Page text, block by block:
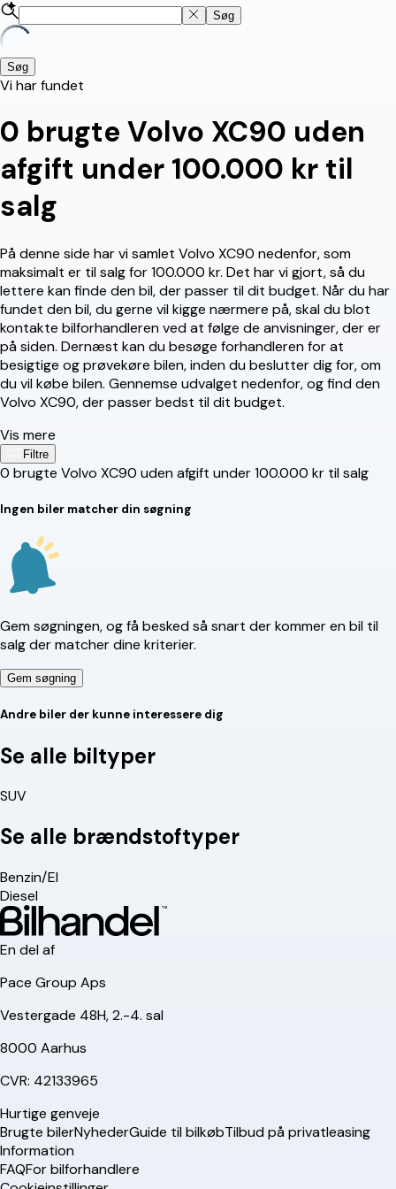
Søg
Søg
Vi har fundet
0 brugte Volvo XC90 uden
afgift under 100.000 kr til
salg
På denne side har vi samlet Volvo XC90 nedenfor, som
maksimalt er til salg for 100.000 kr. Det har vi gjort, så du
lettere kan finde den bil, der passer til dit budget. Når du har
fundet den bil, du gerne vil kigge nærmere på, skal du blot
kontakte bilforhandleren ved at følge de anvisninger, der er
på siden. Dernæst kan du besøge forhandleren for at
besigtige og prøvekøre bilen, inden du beslutter dig for, om
du vil købe bilen. Gennemse udvalget nedenfor, og find den
Volvo XC90, der passer bedst til dit budget.
Vis mere
Filtre
0 brugte Volvo XC90 uden afgift under 100.000 kr til salg
Ingen biler matcher din søgning
Gem søgningen, og få besked så snart der kommer en bil til
salg der matcher dine kriterier.
Gem søgning
Andre biler der kunne interessere dig
Se alle biltyper
SUV
Se alle brændstoftyper
Benzin/El
Diesel
En del af
Pace Group Aps
Vestergade 48H, 2.-4. sal
8000 Aarhus
CVR: 42133965
Hurtige genveje
Brugte bilerNyhederGuide til bilkøbTilbud på privatleasing
Information
FAQFor bilforhandlere